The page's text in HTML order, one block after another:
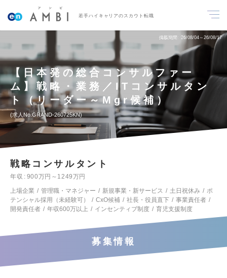
若手ハイキャリアのスカウト転職
掲載期間 26/08/04～26/08/17
【日本発の総合コンサルファー
ム】戦略・業務／ITコンサルタン
ト（リーダー～Mgr候補）
求人No.GRAND-260725KN
戦略コンサルタント
年収
900万円～1249万円
上場企業
管理職・マネジャー 新規事業・新サービス 土日祝休み
ポ
テンシャル採用（未経験可）
CxO候補 社長・役員直下
事業責任者
開発責任者
年収600万以上 インセンティブ制度 育児支援制度
募集情報